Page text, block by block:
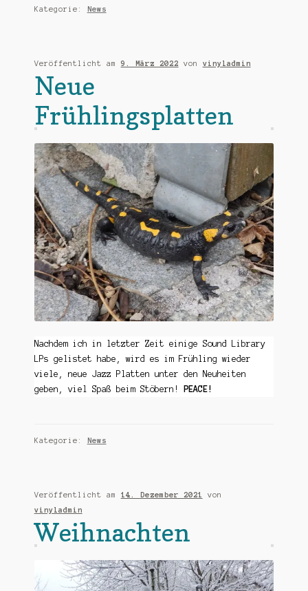
Kategorie: News
Veröffentlicht am 9. März 2022 von vinyladmin
Neue
Frühlingsplatten
Nachdem ich in letzter Zeit einige Sound Library
LPs gelistet habe, wird es im Frühling wieder
viele, neue Jazz Platten unter den Neuheiten
geben, viel Spaß beim Stöbern!
PEACE!
Kategorie: News
Veröffentlicht am 14. Dezember 2021
von
vinyladmin
Weihnachten